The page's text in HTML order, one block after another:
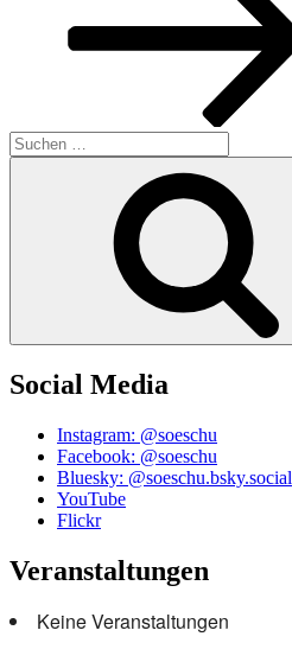
Suchen
nach:
Social Media
Instagram: @soeschu
Facebook: @soeschu
Bluesky: @soeschu.bsky.social
YouTube
Flickr
Veranstaltungen
Keine Veranstaltungen